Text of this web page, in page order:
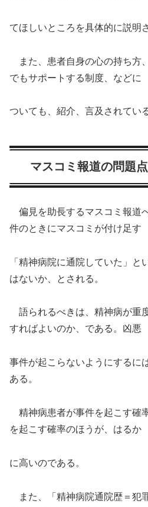
てほしいところを具体的に説明
また、患者自身の心の持ち方
でもサポートする制度、などに
ついても、紹介、言及されている
マスコミ報道の問題点
偏見を助長するマスコミ報道
件のときにマスコミが付け足す
「精神病院に通院していた」
はないか、とされる。
語られるべきは、精神病が重
すればよいのか、である。凶悪
事件が起こらないようにするに
ある。
精神病患者が事件を起こす確
を起こす確率のほうが、はるか
に高いのである。
また、「精神病院通院歴＝犯